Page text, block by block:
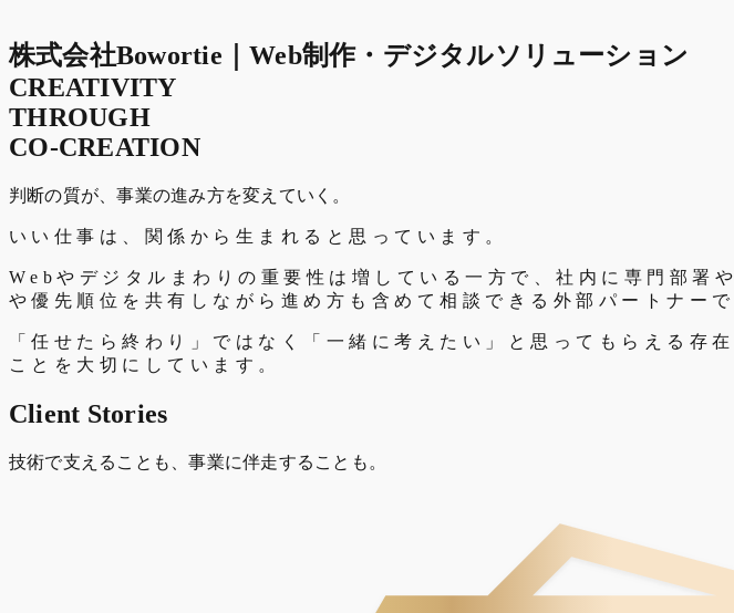
株式会社Bowortie｜Web制作・デジタルソリューション
CREATIVITY
THROUGH
CO-CREATION
判断の質が、事業の進み方を変えていく。
い い 仕事 は 関係 か ら 生 ま れ る と 思 って い ま す 。
We bや デ ジ タ ル ま わ りの 重要性 は 増 し て い る一 方 で 、社 内 に 専 門 部署 や
や優 先 順 位 を 共有 し な が ら 進め 方 も 含め て相 談 で き る 外部 パ ー トナ ー で
「任 せ た ら終 わ り 」 で は な く 「 一緒 に考 え た い 」 と 思 って も ら え る 存在
こ と を 大 切 に して い ま す 。
Client Stories
技術で支えることも、事業に伴走することも。